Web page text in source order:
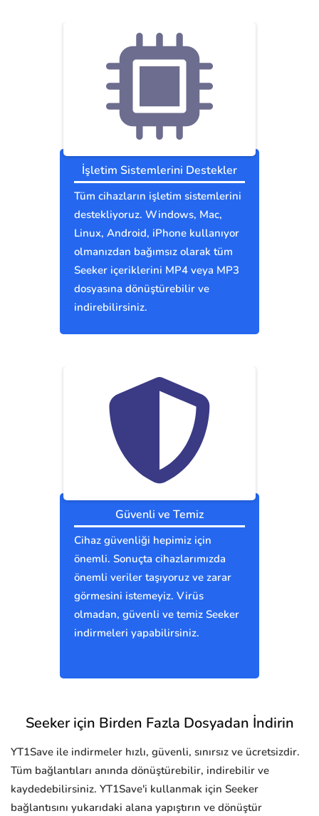
İşletim Sistemlerini Destekler
Tüm cihazların işletim sistemlerini
destekliyoruz. Windows, Mac,
Linux, Android, iPhone kullanıyor
olmanızdan bağımsız olarak tüm
Seeker içeriklerini MP4 veya MP3
dosyasına dönüştürebilir ve
indirebilirsiniz.
Güvenli ve Temiz
Cihaz güvenliği hepimiz için
önemli. Sonuçta cihazlarımızda
önemli veriler taşıyoruz ve zarar
görmesini istemeyiz. Virüs
olmadan, güvenli ve temiz Seeker
indirmeleri yapabilirsiniz.
Seeker için Birden Fazla Dosyadan İndirin
YT1Save ile indirmeler hızlı, güvenli, sınırsız ve ücretsizdir.
Tüm bağlantıları anında dönüştürebilir, indirebilir ve
kaydedebilirsiniz. YT1Save'i kullanmak için Seeker
bağlantısını yukarıdaki alana yapıştırın ve dönüştür